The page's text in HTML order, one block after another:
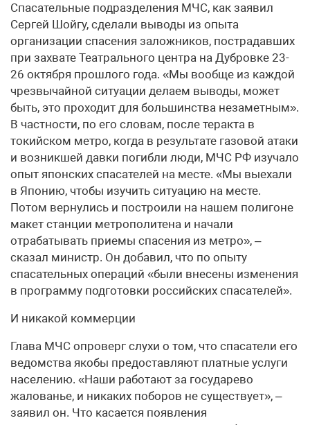
Спасательные подразделения МЧС, как заявил
Сергей Шойгу, сделали выводы из опыта
организации спасения заложников, пострадавших
при захвате Театрального центра на Дубровке 23-
26 октября прошлого года. «Мы вообще из каждой
чрезвычайной ситуации делаем выводы, может
быть, это проходит для большинства незаметным».
В частности, по его словам, после теракта в
токийском метро, когда в результате газовой атаки
и возникшей давки погибли люди, МЧС РФ изучало
опыт японских спасателей на месте. «Мы выехали
в Японию, чтобы изучить ситуацию на месте.
Потом вернулись и построили на нашем полигоне
макет станции метрополитена и начали
отрабатывать приемы спасения из метро», –
сказал министр. Он добавил, что по опыту
спасательных операций «были внесены изменения
в программу подготовки российских спасателей».
И никакой коммерции
Глава МЧС опроверг слухи о том, что спасатели его
ведомства якобы предоставляют платные услуги
населению. «Наши работают за государево
жалованье, и никаких поборов не существует», –
заявил он. Что касается появления